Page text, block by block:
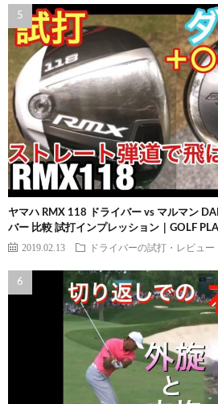
ヤマハ RMX 118 ドライバー vs マルマン
バー 比較 試打インプレッション｜GOLF
2019.02.13 ドライバーの試打・レビュー